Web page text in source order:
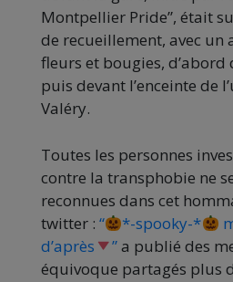
Montpellier Pride”, était
de recueillement, avec un
fleurs et bougies, d’abord
puis devant l’enceinte de
Valéry.
Toutes les personnes
contre la transphobie ne
reconnues dans cet
twitter : “ *-spooky-*
d’après
”a publié des
équivoque partagés plus